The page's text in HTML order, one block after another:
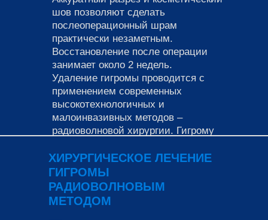
шов позволяют сделать
послеоперационный шрам
практически незаметным.
Восстановление после операции
занимает около 2 недель.
Удаление гигромы проводится с
применением современных
высокотехнологичных и
малоинвазивных методов –
радиоволновой хирургии. Гигрому
приёме хирурга. Ниже Вы можете
уточнить цену на услугу, а также
записаться на приём к врачу,
выбрав удобный день и время.
Время выполнения:
ХИРУРГИЧЕСКОЕ ЛЕЧЕНИЕ
ГИГРОМЫ
РАДИОВОЛНОВЫМ
МЕТОДОМ